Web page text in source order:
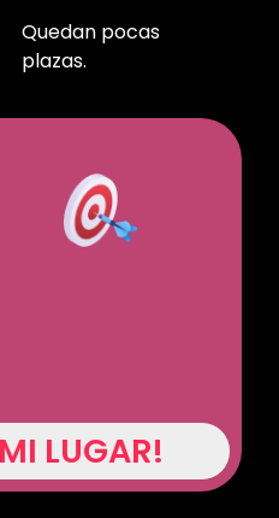
Quedan pocas
plazas.
LUGAR!